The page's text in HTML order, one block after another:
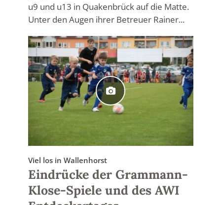
u9 und u13 in Quakenbrück auf die Matte.
Unter den Augen ihrer Betreuer Rainer...
Viel los in Wallenhorst
Eindrücke der Grammann-
Klose-Spiele und des AWI